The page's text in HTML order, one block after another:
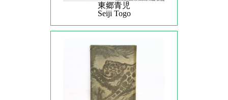
東郷青児
Seiji Togo